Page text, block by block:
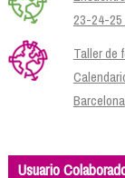
23-24-25
Taller de
Barcelona
Usuario